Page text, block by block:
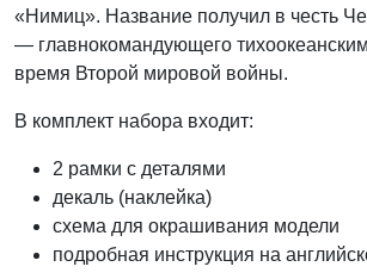
«Нимиц». Название получил в честь
— главнокомандующего
время Второй мировой войны.
В комплект набора входит:
2 рамки с деталями
декаль (наклейка)
схема для окрашивания модели
подробная инструкция на